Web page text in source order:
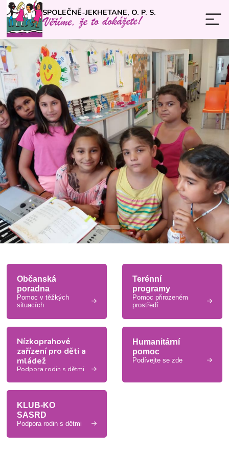
SPOLEČNĚ-JEKHETANE, O. P. S.
Občanská
poradna
Pomoc v těžkých
situacích
Terénní
programy
Pomoc přirozeném
prostředí
Nízkoprahové
zařízení pro děti a
mládež
Podpora rodin s dětmi
Humanitární
pomoc
Podívejte se zde
KLUB-KO
SASRD
Podpora rodin s dětmi